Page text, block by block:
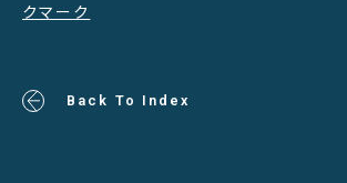
クマーク
Back To Index